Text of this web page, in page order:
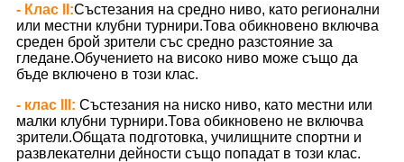
- Клас II:Състезания на средно ниво, като регионални
или местни клубни турнири.Това обикновено включва
среден брой зрители със средно разстояние за
гледане.Обучението на високо ниво може също да
бъде включено в този клас.
- клас III: Състезания на ниско ниво, като местни или
малки клубни турнири.Това обикновено не включва
зрители.Общата подготовка, училищните спортни и
развлекателни дейности също попадат в този клас.